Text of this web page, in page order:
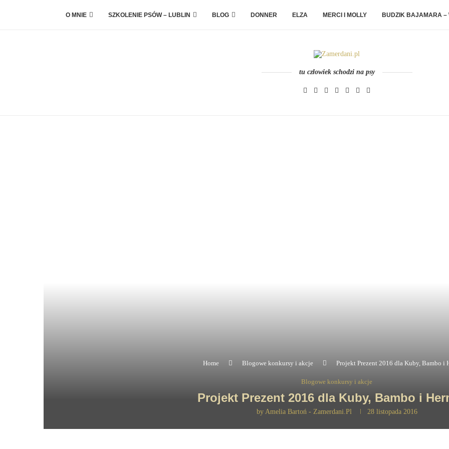
O MNIE SZKOLENIE PSÓW – LUBLIN BLOG DONNER ELZA MERCI I MOLLY BUDZIK BAJAMARA –
tu człowiek schodzi na psy
Home Blogowe konkursy i akcje Projekt Prezent 2016 dla Kuby, Bambo i
Blogowe konkursy i akcje
Projekt Prezent 2016 dla Kuby, Bambo i
by Amelia Bartoń - Zamerdani.pl 28 listopada 2016